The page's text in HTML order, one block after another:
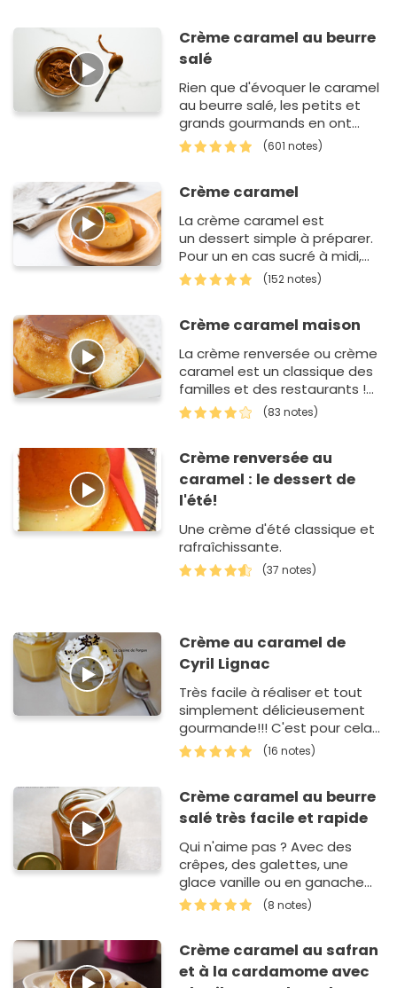
Crème caramel au beurre
salé
Rien que d'évoquer le caramel
au beurre salé, les petits et
grands gourmands en ont
l'eau à la bouche. En effet,
vous pouvez vous servir de
(601 notes)
Crème caramel
La crème caramel est
un dessert simple à préparer.
Pour un en cas sucré à midi,
pour le goûter ou bien pour
clotû…
(152 notes)
Crème caramel maison
La crème renversée ou crème
caramel est un classique des
familles et des restaurants !
Un régal.
(83 notes)
Crème renversée au
caramel : le dessert de
l'été!
Une crème d'été classique et
rafraîchissante.
(37 notes)
Crème au caramel de
Cyril Lignac
Très facile à réaliser et tout
simplement délicieusement
gourmande!!! C'est pour cela
que je l'ai présentée dans de
petite…
(16 notes)
Crème caramel au beurre
salé très facile et rapide
Qui n'aime pas ? Avec des
crêpes, des galettes, une
glace vanille ou en ganache
pour fourrer des chocolats ou
des macarons ! C'est sympa
(8 notes)
Crème caramel au safran
et à la cardamome avec